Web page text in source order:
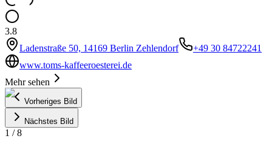
3.8
Ladenstraße 50, 14169 Berlin Zehlendorf
+49 30 84722241
www.toms-kaffeeroesterei.de
Mehr sehen
Vorheriges Bild
Nächstes Bild
1 /8